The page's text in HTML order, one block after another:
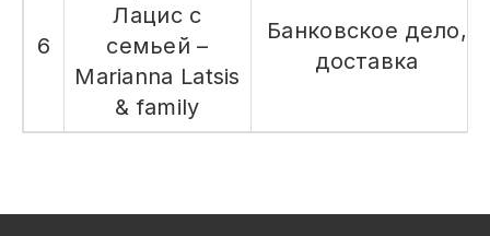
6
Лацис с
семьей –
Marianna Latsis
& family
Банковское дело,
доставка